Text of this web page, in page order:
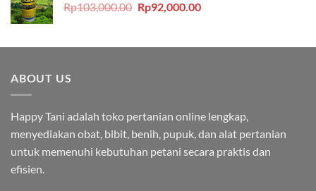
Rp103,000.00 Harga
Rp103,000.00.
Rp92,000.00Harga
adalah:
ABOUT US
Happy Tani adalah toko pertanian online lengkap,
menyediakan obat, bibit, benih, pupuk, dan alat pertanian
untuk memenuhi kebutuhan petani secara praktis dan
efisien.